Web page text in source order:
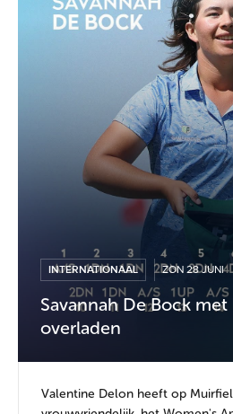
INTERNATIONAAL ZON 28 JUNI
Savannah De Bock
overladen
Valentine Delon heeft op